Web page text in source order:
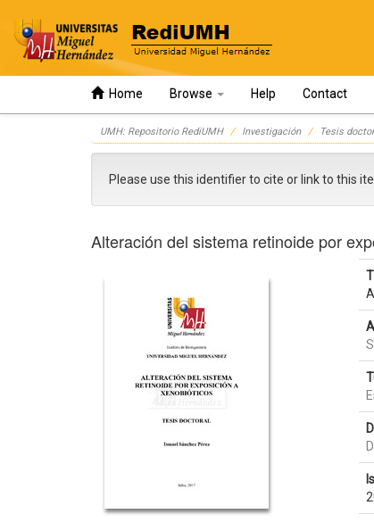
Home Browse Help Contact
UMH: Repositorio RediUMH Investigación Tesis
Please use this identifier to cite or link to this
Alteración del sistema retinoide por